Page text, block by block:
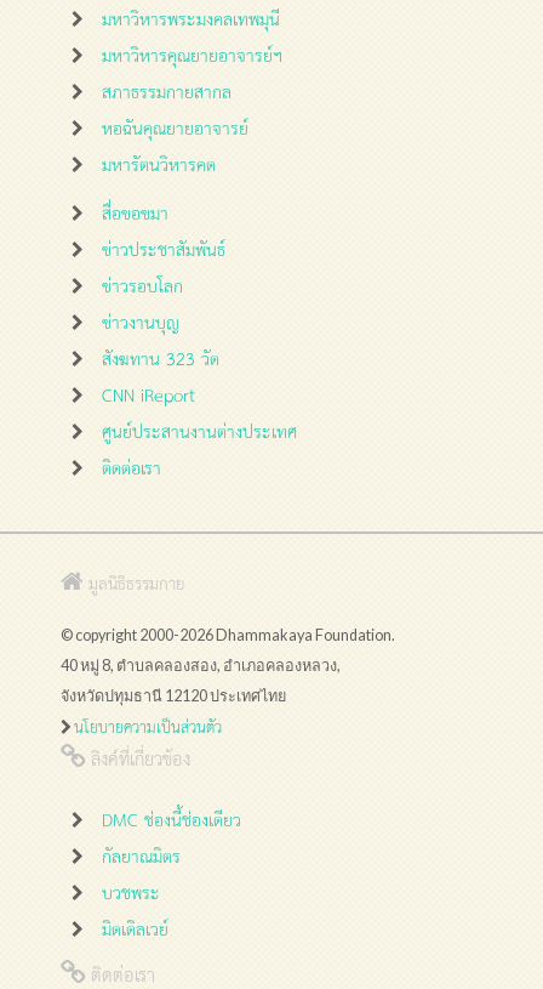
มหาวิหารพระมงคลเทพมุนี
มหาวิหารคุณยายอาจารย์ฯ
สภาธรรมกายสากล
หอฉันคุณยายอาจารย์
มหารัตนวิหารคด
สื่อขอขมา
ข่าวประชาสัมพันธ์
ข่าวรอบโลก
ข่าวงานบุญ
สังฆทาน 323 วัด
CNN iReport
ศูนย์ประสานงานต่างประเทศ
ติดต่อเรา
มูลนิธิธรรมกาย
© copyright 2000-2026 Dhammakaya Foundation.
40 หมู่ 8, ตำบลคลองสอง, อำเภอคลองหลวง,
จังหวัดปทุมธานี 12120 ประเทศไทย
นโยบายความเป็นส่วนตัว
ลิงค์ที่เกี่ยวข้อง
DMC ช่องนี้ช่องเดียว
กัลยาณมิตร
บวชพระ
มิดเดิลเวย์
ติดต่อเรา